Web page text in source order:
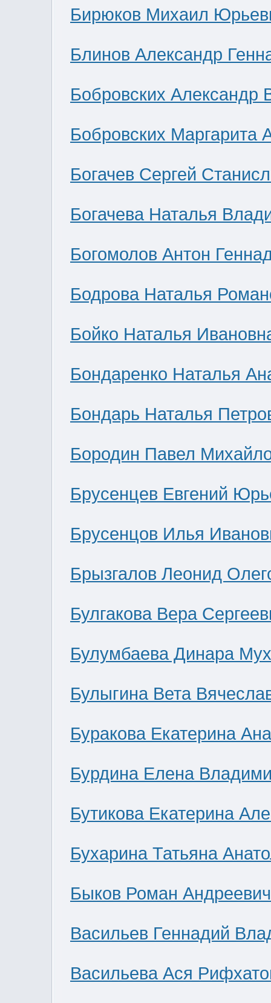
Бирюков Михаил
Блинов Александр
Бобровских Александр
Бобровских Маргарита
Богачев Сергей
Богачева Наталья
Богомолов Антон
Бодрова Наталья
Бойко Наталья
Бондаренко Наталья
Бондарь Наталья
Бородин Павел
Брусенцев Евгений
Брусенцов Илья
Брызгалов Леонид
Булгакова Вера
Булумбаева Динара
Булыгина Вета
Буракова Екатерина
Бурдина Елена
Бутикова Екатерина
Бухарина Татьяна
Быков Роман Андреевич
Васильев Геннадий
Васильева Ася